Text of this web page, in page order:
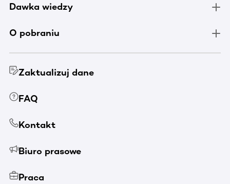
Dawka wiedzy
O pobraniu
Zaktualizuj dane
FAQ
Kontakt
Biuro prasowe
Praca